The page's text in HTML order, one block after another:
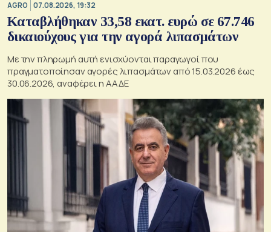
AGRO 07.08.2026, 19:32
Καταβλήθηκαν 33,58 εκατ. ευρώ σε 67.746
δικαιούχους για την αγορά λιπασμάτων
Με την πληρωμή αυτή ενισχύονται παραγωγοί που
πραγματοποίησαν αγορές λιπασμάτων από 15.03.2026 έως
30.06.2026, αναφέρει η ΑΑΔΕ